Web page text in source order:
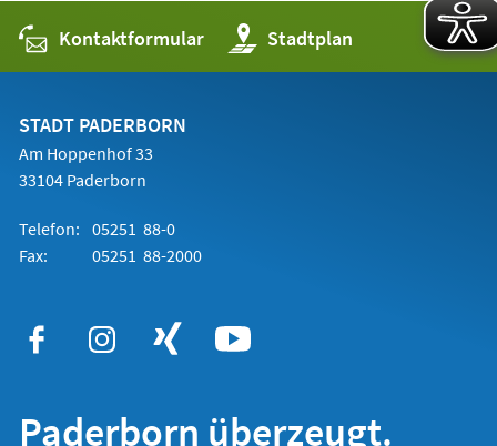
Kontaktformular Stadtplan
(Öffnet
in
einem
STADT PADERBORN
Am Hoppenhof 33
33104 Paderborn
Telefon: 05251 88-0
Fax:
05251 88-2000
Paderborn überzeugt.